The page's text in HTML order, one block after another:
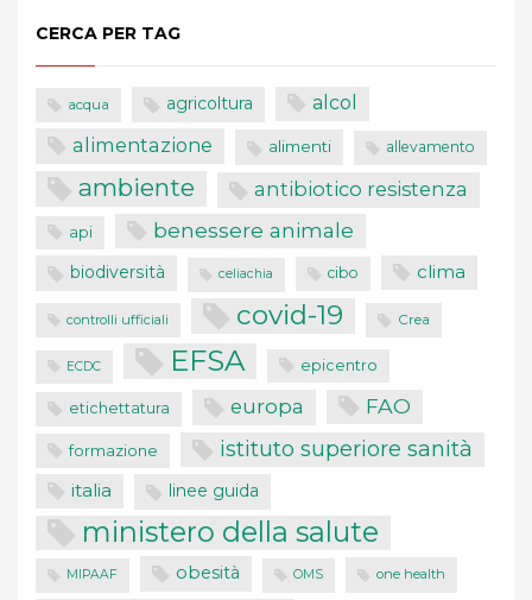
CERCA PER TAG
acqua agricoltura alcol
alimentazione alimenti allevamento
ambiente antibiotico resistenza
api benessere animale
biodiversità celiachia cibo clima
controlli ufficiali covid-19 Crea
ECDC EFSA epicentro
etichettatura europa FAO
formazione istituto superiore sanità
italia linee guida
ministero della salute
MIPAAF obesità OMS one health